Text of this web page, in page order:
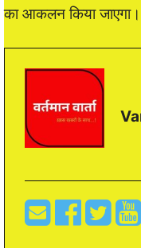
का आकलन किया जाएगा।